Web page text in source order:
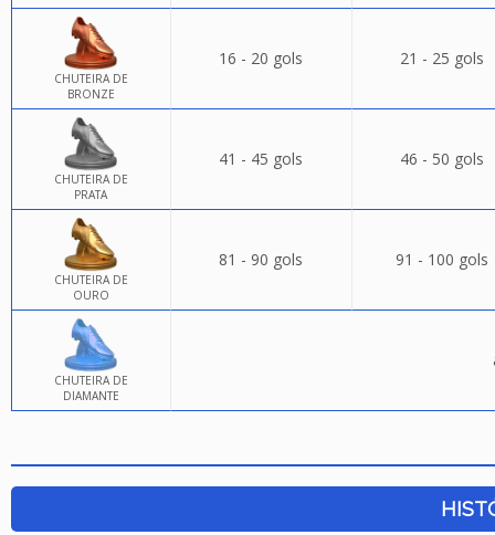
CHUTEIRA DE
BRONZE
16 - 20 gols 21 - 25 gols
CHUTEIRA DE
PRATA
41 - 45 gols 46 - 50 gols
CHUTEIRA DE
OURO
81 - 90 gols 91 - 100 gols
CHUTEIRA DE
DIAMANTE